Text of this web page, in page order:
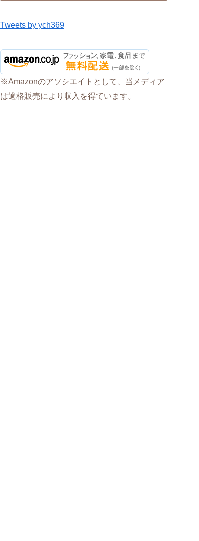
Tweets by ych369
※Amazonのアソシエイトとして、当メディア
は適格販売により収入を得ています。